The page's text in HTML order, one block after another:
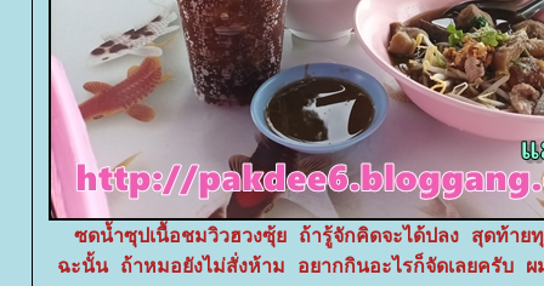
ซดน้ำซุปเนื้อชมวิวฮวงซุ้ย ถ้ารู้จักคิดจะได้ปลง สุดท้าย
ฉะนั้น ถ้าหมอยังไม่สั่งห้าม อยากกินอะไรก็จัดเลยครับ ผ